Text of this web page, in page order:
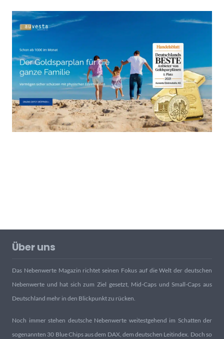
Über uns
Das Nebenwerte Magazin richtet seinen Fokus auf die Welt der deutschen
Nebenwerte und hat sich zum Ziel gesetzt, Mid-Caps und Small-Caps aus
Deutschland mehr in den Blickpunkt zu rücken.
Noch immer stehen deutsche Nebenwerte weitestgehend im Schatten der
sogenannten 30 Blue Chips aus dem DAX, dem deutschen Leitindex. Doch so